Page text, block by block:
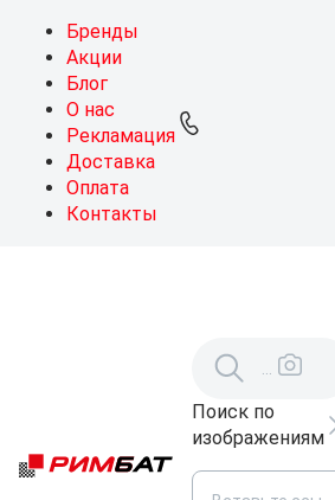
Бренды
Акции
Блог
О нас
Рекламация
Доставка
Оплата
Контакты
Поиск по
изображениям